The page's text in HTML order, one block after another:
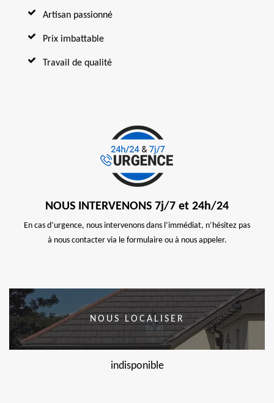
Artisan passionné
Prix imbattable
Travail de qualité
NOUS INTERVENONS 7j/7 et 24h/24
En cas d’urgence, nous intervenons dans l’immédiat, n’hésitez pas
à nous contacter via le formulaire ou à nous appeler.
NOUS LOCALISER
indisponible